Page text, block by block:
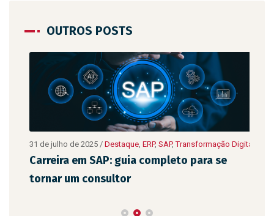
OUTROS POSTS
31 de julho de 2025/ Destaque,ERP,SAP,Transformação Digital
Carreira em SAP: guia completo para se
tornar um consultor